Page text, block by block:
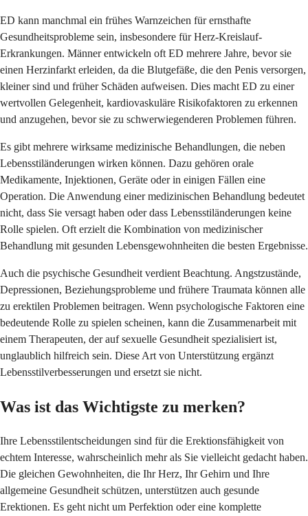
ED kann manchmal ein frühes Warnzeichen für ernsthafte
Gesundheitsprobleme sein, insbesondere für Herz-Kreislauf-
Erkrankungen. Männer entwickeln oft ED mehrere Jahre, bevor sie
einen Herzinfarkt erleiden, da die Blutgefäße, die den Penis versorgen,
kleiner sind und früher Schäden aufweisen. Dies macht ED zu einer
wertvollen Gelegenheit, kardiovaskuläre Risikofaktoren zu erkennen
und anzugehen, bevor sie zu schwerwiegenderen Problemen führen.
Es gibt mehrere wirksame medizinische Behandlungen, die neben
Lebensstiländerungen wirken können. Dazu gehören orale
Medikamente, Injektionen, Geräte oder in einigen Fällen eine
Operation. Die Anwendung einer medizinischen Behandlung bedeutet
nicht, dass Sie versagt haben oder dass Lebensstiländerungen keine
Rolle spielen. Oft erzielt die Kombination von medizinischer
Behandlung mit gesunden Lebensgewohnheiten die besten Ergebnisse.
Auch die psychische Gesundheit verdient Beachtung. Angstzustände,
Depressionen, Beziehungsprobleme und frühere Traumata können alle
zu erektilen Problemen beitragen. Wenn psychologische Faktoren eine
bedeutende Rolle zu spielen scheinen, kann die Zusammenarbeit mit
einem Therapeuten, der auf sexuelle Gesundheit spezialisiert ist,
unglaublich hilfreich sein. Diese Art von Unterstützung ergänzt
Lebensstilverbesserungen und ersetzt sie nicht.
Was ist das Wichtigste zu merken?
Ihre Lebensstilentscheidungen sind für die Erektionsfähigkeit von
echtem Interesse, wahrscheinlich mehr als Sie vielleicht gedacht haben.
Die gleichen Gewohnheiten, die Ihr Herz, Ihr Gehirn und Ihre
allgemeine Gesundheit schützen, unterstützen auch gesunde
Erektionen. Es geht nicht um Perfektion oder eine komplette